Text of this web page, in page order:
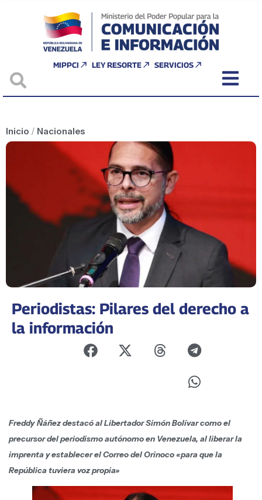
MIPPCI LEY RESORTE SERVICIOS
Inicio / Nacionales
Periodistas: Pilares del derecho a
la información
Freddy Ñáñez destacó al Libertador Simón Bolívar como el
precursor del periodismo autónomo en Venezuela, al liberar la
imprenta y establecer el Correo del Orinoco «para que la
República tuviera voz propia»